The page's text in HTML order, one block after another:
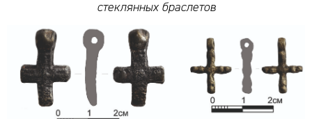
стеклянных браслетов